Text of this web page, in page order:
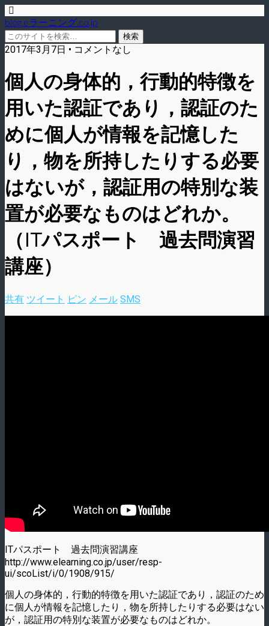
blog.eラーニング.co.jp
2017年3月7日 • コメントなし
個人の身体的，行動的特徴を
用いた認証であり，認証のた
めに個人が情報を記憶した
り，物を所持したりする必要
はないが，認証用の特別な装
置が必要なものはどれか。
（ITパスポート 過去問演習
講座）
共有 ツイート ピン メール SMS
ITパスポート 過去問演習講座
http://www.elearning.co.jp/user/resp-
ui/scoList/i/0/1908/915/
個人の身体的，行動的特徴を用いた認証であり，認証のため
に個人が情報を記憶したり，物を所持したりする必要はない
が，認証用の特別な装置が必要なものはどれか。